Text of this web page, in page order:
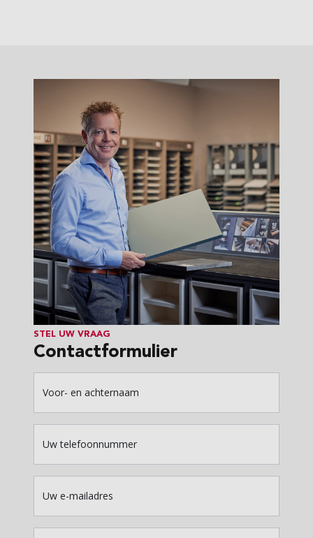
STEL UW VRAAG
Contactformulier
Voor- en achternaam
Uw telefoonnummer
Uw e-mailadres